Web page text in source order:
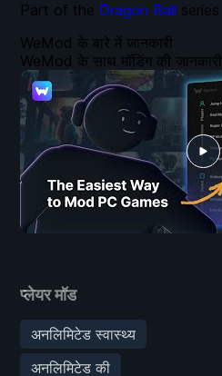
प्लेयर मॉड
अनलिमिटेड स्वास्थ्य
अनलिमिटेड की
WeMod के बारे में जानकारी
WeMod के साथ मॉडिंग की जानकारी
Part of the Dragon Ball series